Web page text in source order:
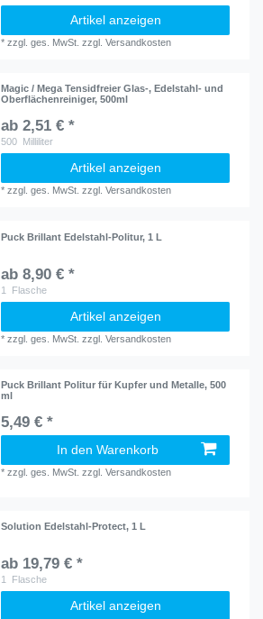
Artikel anzeigen
*zzgl. ges. MwSt. zzgl.Versandkosten
Magic / Mega Tensidfreier Glas-, Edelstahl- und
Oberflächenreiniger, 500ml
ab 2,51 € *
500 Milliliter
Artikel anzeigen
*zzgl. ges. MwSt. zzgl.Versandkosten
Puck Brillant Edelstahl-Politur, 1 L
ab 8,90 € *
1 Flasche
Artikel anzeigen
*zzgl. ges. MwSt. zzgl.Versandkosten
Puck Brillant Politur für Kupfer und Metalle, 500
ml
5,49 € *
In den Warenkorb
*zzgl. ges. MwSt. zzgl.Versandkosten
Solution Edelstahl-Protect, 1 L
ab 19,79 € *
1 Flasche
Artikel anzeigen